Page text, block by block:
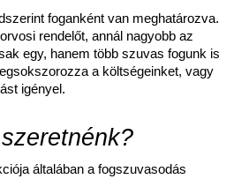
foganként van meghatározva.
rendelőt, annál nagyobb az
egy, hanem több szuvas fogunk is
a költségeinket, vagy
igényel.
általában a fogszuvasodás